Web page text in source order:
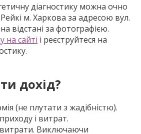
діагностику можна очно
Рейкі м. Харкова за адресою вул.
відстані за фотографією.
на сайті і реєструйтеся на
дохід?
(не плутати з жадібністю).
і витрат.
Виключаючи